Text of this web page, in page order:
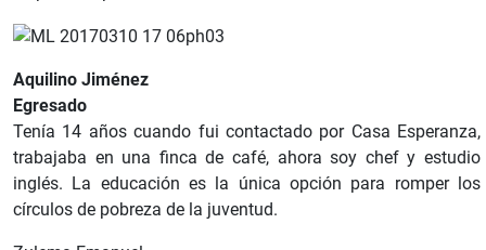
Aquilino Jiménez
Egresado
Tenía 14 años cuando fui contactado por Casa Esperanza,
trabajaba en una finca de café, ahora soy chef y estudio
inglés. La educación es la única opción para romper los
círculos de pobreza de la juventud.